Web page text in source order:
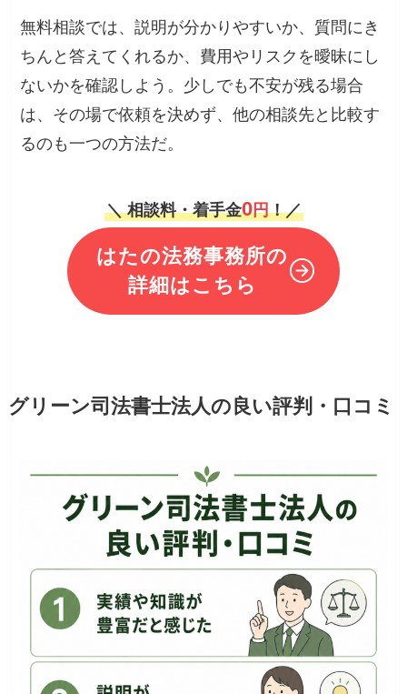
無料相談では、説明が分かりやすいか、質問にき
ちんと答えてくれるか、費用やリスクを曖昧にし
ないかを確認しよう。少しでも不安が残る場合
は、その場で依頼を決めず、他の相談先と比較す
るのも一つの方法だ。
＼ 相談料・着手金0円！／
はたの法務事務所の
詳細はこちら
グリーン司法書士法人の良い評判・口コミ